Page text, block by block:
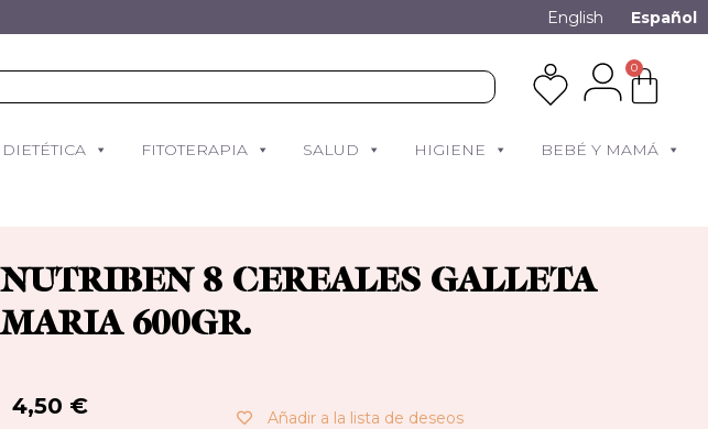
English Español
0
DIETÉTICA FITOTERAPIA SALUD HIGIENE BEBÉ Y MAMÁ
NUTRIBEN 8 CEREALES GALLETA
MARIA 600GR.
4,50 € Añadir a la lista de deseos